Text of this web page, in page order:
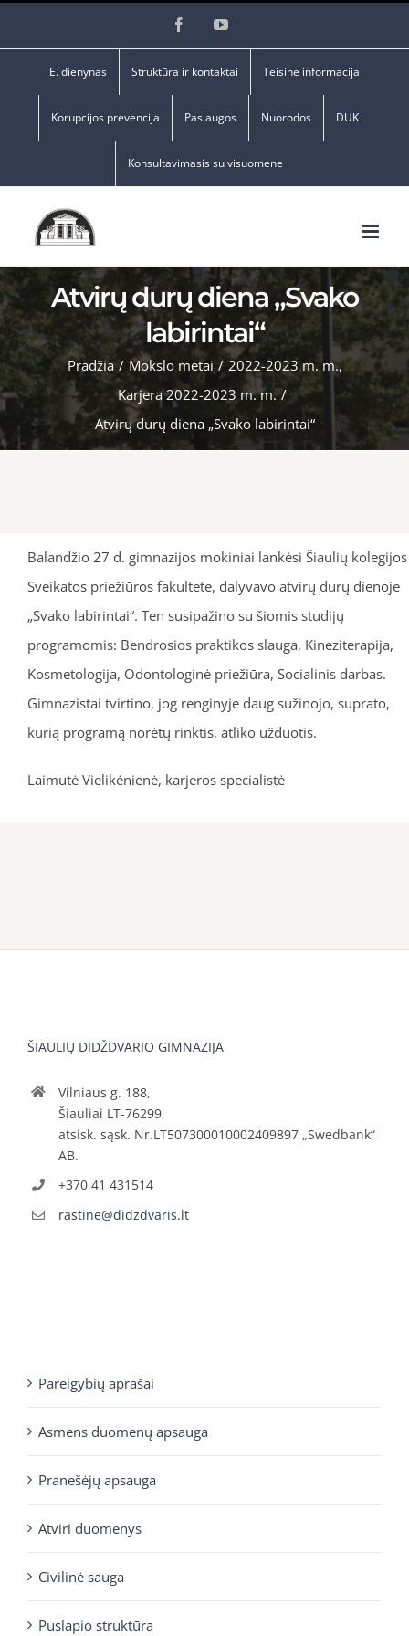
FacebookYouTube
E. dienynas Struktūra ir kontaktai Teisinė informacija
Korupcijos prevencija Paslaugos Nuorodos DUK
Konsultavimasis su visuomene
Atvirų durų diena „Svako
labirintai“
Pradžia / Mokslo metai / 2022-2023 m. m.,
Karjera 2022-2023 m. m. /
Atvirų durų diena „Svako labirintai“
Balandžio 27 d. gimnazijos mokiniai lankėsi Šiaulių kolegijos
Sveikatos priežiūros fakultete, dalyvavo atvirų durų dienoje
„Svako labirintai“. Ten susipažino su šiomis studijų
programomis: Bendrosios praktikos slauga, Kineziterapija,
Kosmetologija, Odontologinė priežiūra, Socialinis darbas.
Gimnazistai tvirtino, jog renginyje daug sužinojo, suprato,
kurią programą norėtų rinktis, atliko užduotis.
Laimutė Vielikėnienė, karjeros specialistė
ŠIAULIŲ DIDŽDVARIO GIMNAZIJA
Vilniaus g. 188,
Šiauliai LT-76299,
atsisk. sąsk. Nr.LT507300010002409897 „Swedbank“
AB.
+370 41 431514
rastine@didzdvaris.lt
Pareigybių aprašai
Asmens duomenų apsauga
Pranešėjų apsauga
Atviri duomenys
Civilinė sauga
Puslapio struktūra